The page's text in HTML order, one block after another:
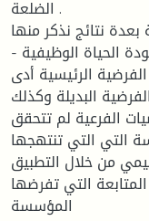
الضلعة .
نتائج نذكر منها :
- لا توجد علاقة ذات دلالة إحصائية جودة الحياة الوظيفية
الرئيسية أدى
البديلة وكذلك
الفرعية لم تتحقق .
التي التي تنتهجها
من خلال التطبيق
التي تفرضها
المؤسسة